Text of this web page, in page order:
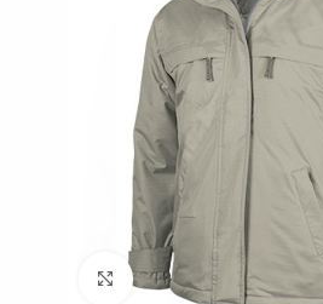
Click to enlarge